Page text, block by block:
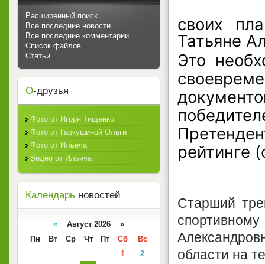
своих
Татьяне
Это
рейтинге
Старший
области на
Расширенный поиск
Все последние новости
Все последние комментарии
Список файлов
Статьи
О-друзья
Фото от Игоря Тищенко
Фото от Гаркушиной Ольги
Фото от Ильича
Видео от Ильича
Календарь новостей
« Август 2026 »
Пн
Вт Ср Чт Пт Сб
Вс
1
2